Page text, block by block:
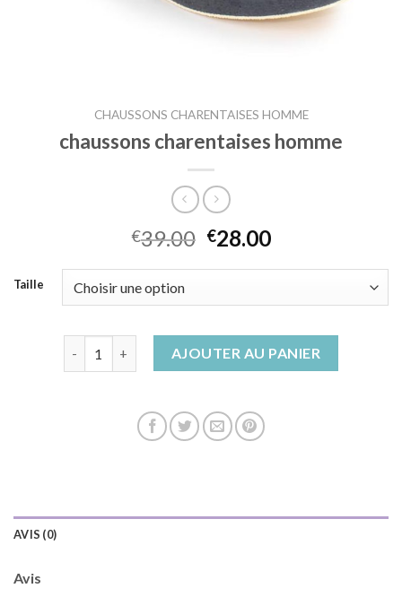
CHAUSSONS CHARENTAISES HOMME
chaussons charentaises homme
€39.00 €28.00
Taille
quantité de chaussons charentaises homme
AJOUTER AU PANIER
AVIS (0)
Avis